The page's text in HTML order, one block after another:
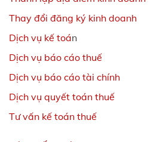
Thay đổi đăng ký kinh doanh
Dịch vụ kế toán
Dịch vụ báo cáo thuế
Dịch vụ báo cáo tài chính
Dịch vụ quyết toán thuế
Tư vấn kế toán thuế